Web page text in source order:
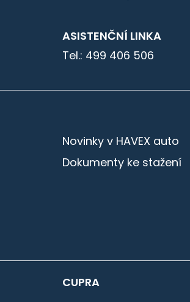
ASISTENČNÍ LINKA
Tel.: 499 406 506
Novinky v HAVEX auto
Dokumenty ke stažení
CUPRA